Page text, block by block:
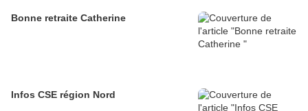
Bonne retraite Catherine
Infos CSE région Nord